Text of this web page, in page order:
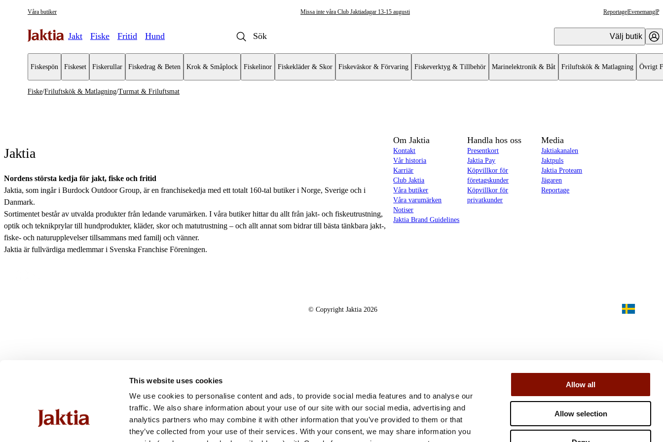
This website uses cookies
We use cookies to personalise content and ads, to provide social media features and to analyse our
traffic. We also share information about your use of our site with our social media, advertising and
analytics partners who may combine it with other information that you’ve provided to them or that
they’ve collected from your use of their services. With your consent, we may share information you
Allow all
Allow selection
Våra butiker Missa inte våra Club Jaktiadagar 13-15 augusti ReportageEvenemang
Jakt Fiske Fritid Hund Välj butik
Fiskespön Fiskeset Fiskerullar Fiskedrag & Beten Krok & Småplock Fiskelinor Fiskekläder & Skor Fiskeväskor & Förvaring Fiskeverktyg & Tillbehör Marinelektronik & Båt Friluftskök & Matlagning Övrigt
Friluftskök & Matlagning
Koppar & Muggar
Kastruller & Stekpannor
Vattenflaskor & Vattenrening
Kaffebryggare & Kaffepannor
Fiske/Friluftskök & Matlagning/Turmat & Friluftsmat
Jaktia
Nordens största kedja för jakt, fiske och fritid
Jaktia, som ingår i Burdock Outdoor Group, är en franchisekedja med ett totalt 160-tal butiker i Norge, Sverige och i
Danmark.
Sortimentet består av utvalda produkter från ledande varumärken. I våra butiker hittar du allt från jakt- och fiskeutrustning,
optik och teknikprylar till hundprodukter, kläder, skor och matutrustning – och allt annat som bidrar till bästa tänkbara jakt-,
fiske- och naturupplevelser tillsammans med familj och vänner.
Jaktia är fullvärdiga medlemmar i Svenska Franchise Föreningen.
Om Jaktia
Kontakt
Vår historia
Karriär
Club Jaktia
Våra butiker
Våra varumärken
Notiser
Jaktia Brand Guidelines
Handla hos oss
Presentkort
Jaktia Pay
Köpvillkor för
företagskunder
Köpvillkor för
privatkunder
Media
Jaktiakanalen
Jaktpuls
Jaktia Proteam
Jägaren
Reportage
© Copyright Jaktia 2026